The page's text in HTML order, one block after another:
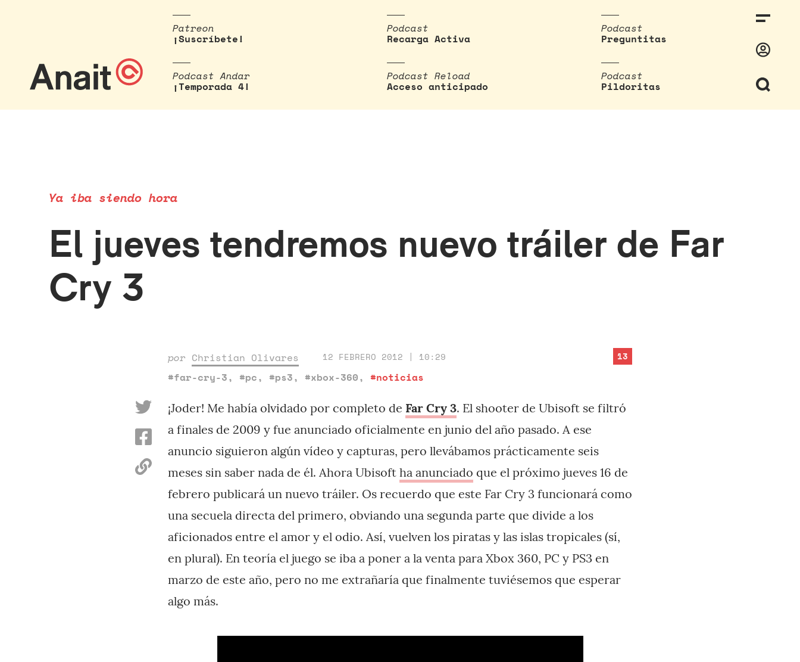
Patreon
¡Suscríbete!
Podcast
Recarga Activa
Podcast
Preguntitas
Podcast Andar
¡Temporada 4!
Podcast Reload
Acceso anticipado
Podcast
Pildoritas
Ya iba siendo hora
El jueves tendremos nuevo tráiler de Far
Cry 3
por Christian Olivares 12 FEBRERO 2012 | 10:29
#far-cry-3, #pc, #ps3, #xbox-360, #noticias
13
¡Joder! Me había olvidado por completo de Far Cry 3. El shooter de Ubisoft se filtró
a finales de 2009 y fue anunciado oficialmente en junio del año pasado. A ese
anuncio siguieron algún vídeo y capturas, pero llevábamos prácticamente seis
meses sin saber nada de él. Ahora Ubisoft ha anunciado que el próximo jueves 16 de
febrero publicará un nuevo tráiler. Os recuerdo que este Far Cry 3 funcionará como
una secuela directa del primero, obviando una segunda parte que divide a los
aficionados entre el amor y el odio. Así, vuelven los piratas y las islas tropicales (sí,
en plural). En teoría el juego se iba a poner a la venta para Xbox 360, PC y PS3 en
marzo de este año, pero no me extrañaría que finalmente tuviésemos que esperar
algo más.